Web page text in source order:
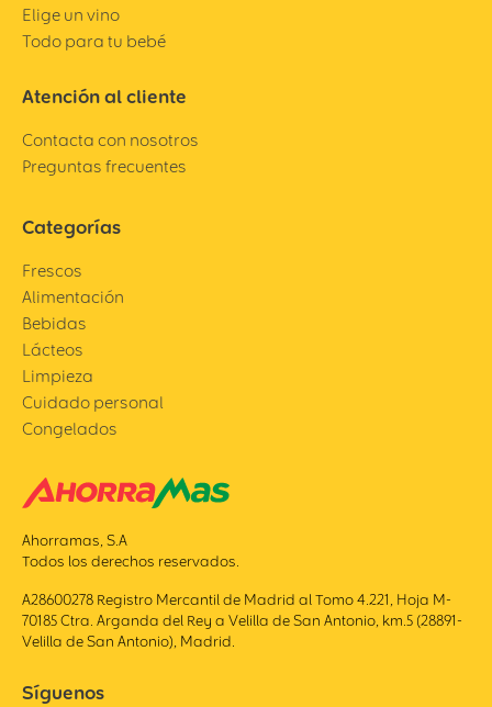
Elige un vino
Todo para tu bebé
Atención al cliente
Contacta con nosotros
Preguntas frecuentes
Categorías
Frescos
Alimentación
Bebidas
Lácteos
Limpieza
Cuidado personal
Congelados
Ahorramas, S.A
Todos los derechos reservados.
A28600278 Registro Mercantil de Madrid al Tomo 4.221, Hoja M-
70185 Ctra. Arganda del Rey a Velilla de San Antonio, km.5 (28891-
Velilla de San Antonio), Madrid.
Síguenos